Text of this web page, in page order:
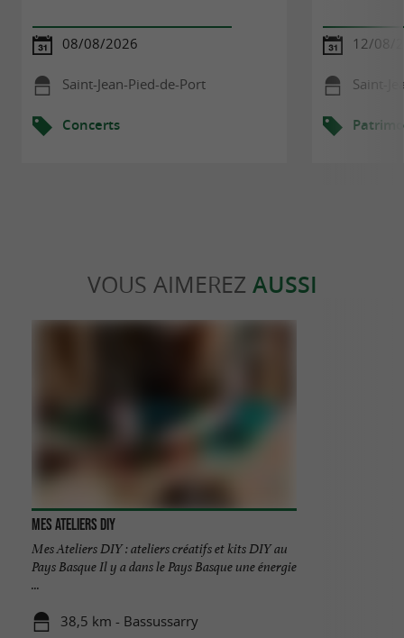
08/08/2026
Saint-Jean-Pied-de-Port
Concerts
12/08/
Saint-
VOUS AIMEREZ AUSSI
Mes Ateliers DIY
Mes Ateliers DIY : ateliers créatifs et kits DIY au
Pays Basque Il y a dans le Pays Basque une énergie
...
38,5 km - Bassussarry